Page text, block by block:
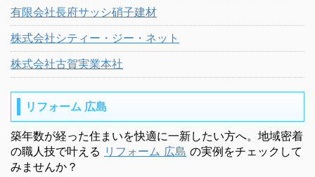
有限会社長府サッシ硝子建材
株式会社シティー・ジー・ネット
株式会社古賀実業本社
リフォーム 広島
築年数が経った住まいを快適に一新したい方へ。地域密着
の職人技で叶える リフォーム 広島 の実例をチェックして
みませんか？